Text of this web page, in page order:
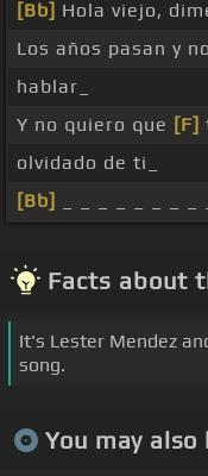
[Bb] Hola viejo,
Los años pasan y
hablar_
Y no quiero que [F]
olvidado de ti_
[Bb]
Facts about
It's Lester Mendez
song.
You may